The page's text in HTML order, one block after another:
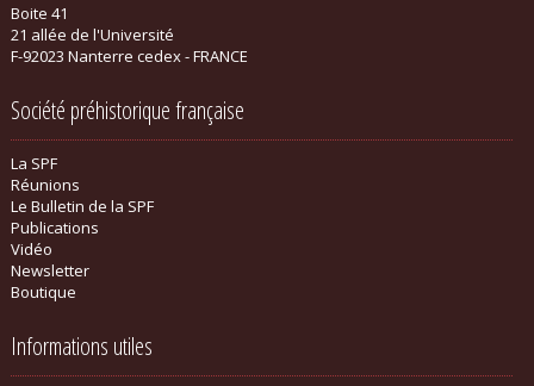
Boite 41
21 allée de l'Université
F-92023 Nanterre cedex - FRANCE
Société préhistorique française
La SPF
Réunions
Le Bulletin de la SPF
Publications
Vidéo
Newsletter
Boutique
Informations utiles